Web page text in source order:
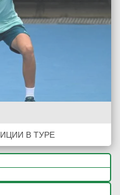
В ТУРЕ